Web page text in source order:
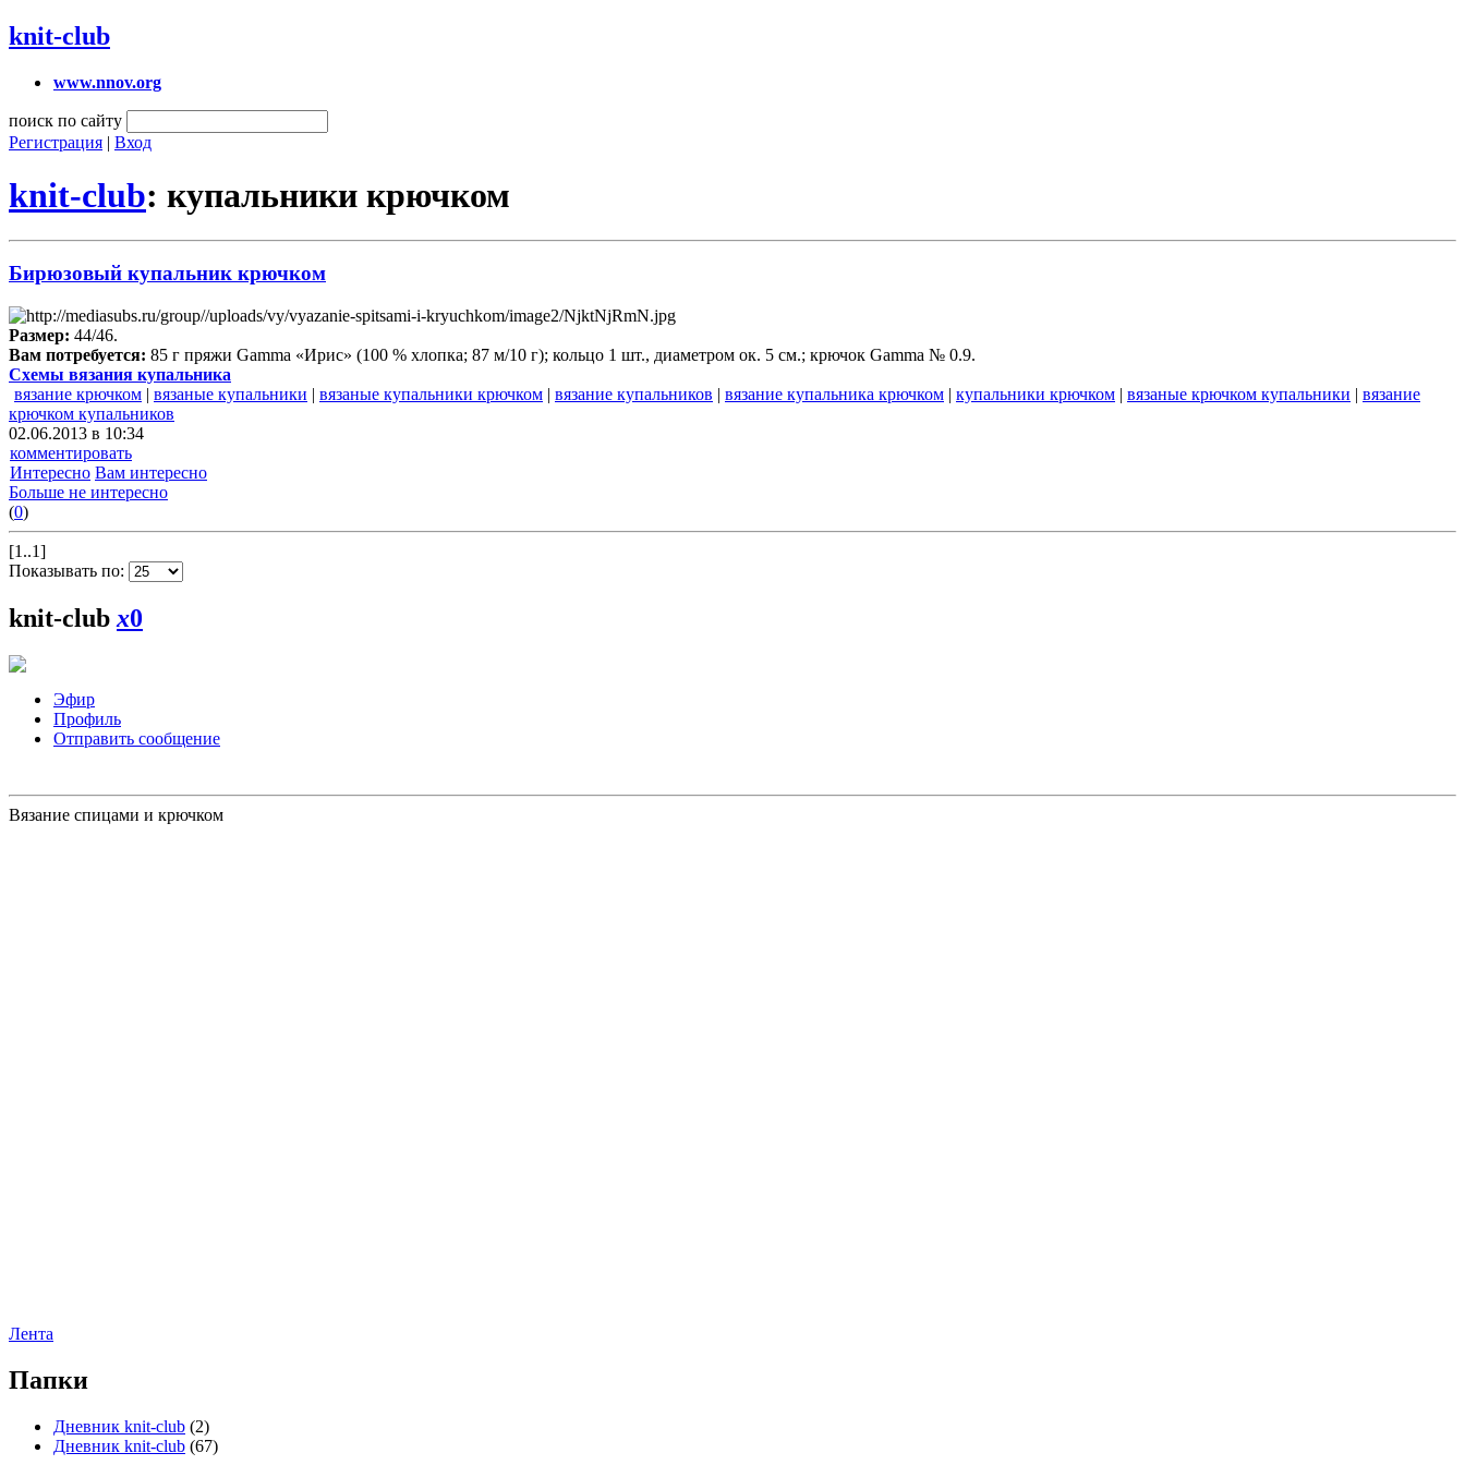
knit-club
www.nnov.org
поиск по сайту
Регистрация | Вход
knit-club: купальники крючком
Бирюзовый купальник крючком
Размер: 44/46.
Вам потребуется: 85 г пряжи Gamma «Ирис» (100 % хлопка; 87 м/10 г); кольцо 1 шт., диаметром ок. 5 см.; крючок Gamma № 0.9.
Схемы вязания купальника
вязание крючком | вязаные купальники | вязаные купальники крючком | вязание купальников | вязание купальника крючком | купальники крючком | вязаные крючком купальники | вязание
крючком купальников
02.06.2013 в 10:34
комментировать
Интересно Вам интересно
Больше не интересно
(0)
[1..1]
Показывать по:
knit-club x0
Эфир
Профиль
Отправить сообщение
Вязание спицами и крючком
Лента
Папки
Дневник knit-club (2)
Дневник knit-club (67)